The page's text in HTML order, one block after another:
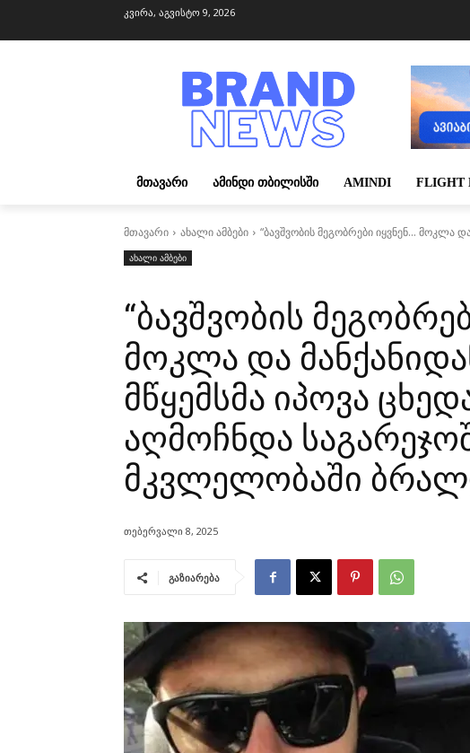
კვირა, აგვისტო 9, 2026
ᲛᲗᲐᲕᲐᲠᲘ ᲐᲛᲘᲜᲓᲘ ᲗᲑᲘᲚᲘᲡᲨᲘ AMINDI FLIGHT
მთავარი ახალი ამბები “ბავშვობის მეგობრები იყვნენ… მოკლა
ახალი ამბები
“ბავშვობის
მოკლა და
მწყემსმა იპოვა
აღმოჩნდა
მკვლელობაში
თებერვალი 8, 2025
გაზიარება